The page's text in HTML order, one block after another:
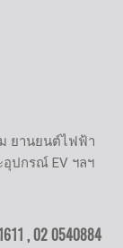
ม ยานยนต์ไฟฟ้า
ปกรณ์ EV ฯลฯ
,02 0540884